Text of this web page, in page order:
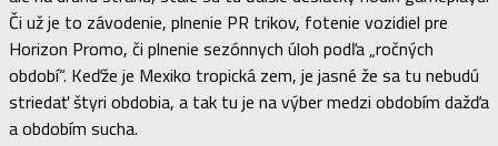
Či už je to závodenie, plnenie PR trikov, fotenie vozidiel pre
Horizon Promo, či plnenie sezónnych úloh podľa „ročných
období“. Keďže je Mexiko tropická zem, je jasné že sa tu nebudú
striedať štyri obdobia, a tak tu je na výber medzi obdobím dažďa
a obdobím sucha.